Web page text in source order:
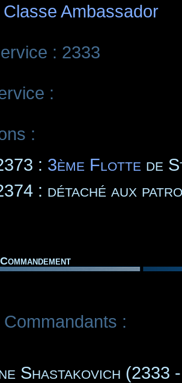
Classe Ambassador
: 2333
:
:
: 3ème Flotte de
: détaché aux
Commandement
:
Shastakovich (2333